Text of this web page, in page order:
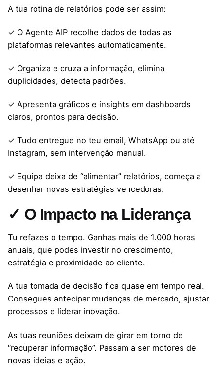
A tua rotina de relatórios pode ser assim:
✓ O Agente AIP recolhe dados de todas as
plataformas relevantes automaticamente.
✓ Organiza e cruza a informação, elimina
duplicidades, detecta padrões.
✓ Apresenta gráficos e insights em dashboards
claros, prontos para decisão.
✓ Tudo entregue no teu email, WhatsApp ou até
Instagram, sem intervenção manual.
✓ Equipa deixa de “alimentar” relatórios, começa a
desenhar novas estratégias vencedoras.
✓ O Impacto na Liderança
Tu refazes o tempo. Ganhas mais de 1.000 horas
anuais, que podes investir no crescimento,
estratégia e proximidade ao cliente.
A tua tomada de decisão fica quase em tempo real.
Consegues antecipar mudanças de mercado, ajustar
processos e liderar inovação.
As tuas reuniões deixam de girar em torno de
“recuperar informação”. Passam a ser motores de
novas ideias e ação.